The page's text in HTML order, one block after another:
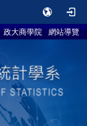
政大商學院 網站導覽